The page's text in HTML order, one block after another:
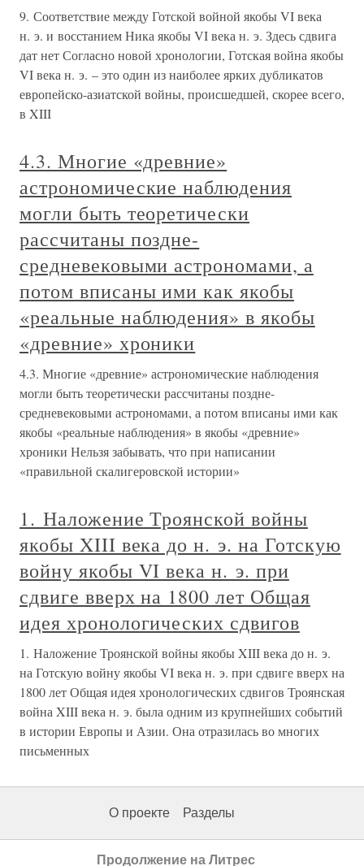
9. Соответствие между Готской войной якобы VI века
н. э. и восстанием Ника якобы VI века н. э. Здесь сдвига
дат нет Согласно новой хронологии, Готская война якобы
VI века н. э. – это один из наиболее ярких дубликатов
европейско-азиатской войны, происшедшей, скорее всего,
в XIII
4.3. Многие «древние»
астрономические наблюдения
могли быть теоретически
рассчитаны поздне-
средневековыми астрономами, а
потом вписаны ими как якобы
«реальные наблюдения» в якобы
«древние» хроники
4.3. Многие «древние» астрономические наблюдения
могли быть теоретически рассчитаны поздне-
средневековыми астрономами, а потом вписаны ими как
якобы «реальные наблюдения» в якобы «древние»
хроники Нельзя забывать, что при написании
«правильной скалигеровской истории»
1. Наложение Троянской войны
якобы XIII века до н. э. на Готскую
войну якобы VI века н. э. при
сдвиге вверх на 1800 лет Общая
идея хронологических сдвигов
1. Наложение Троянской войны якобы XIII века до н. э.
на Готскую войну якобы VI века н. э. при сдвиге вверх на
1800 лет Общая идея хронологических сдвигов Троянская
война XIII века н. э. была одним из крупнейших событий
в истории Европы и Азии. Она отразилась во многих
письменных
О проекте Разделы
Продолжение на Литрес